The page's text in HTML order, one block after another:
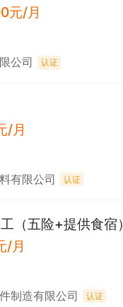
元/月
公司 认证
/月
有限公司 认证
（五险+提供食宿）
/月
制造有限公司 认证